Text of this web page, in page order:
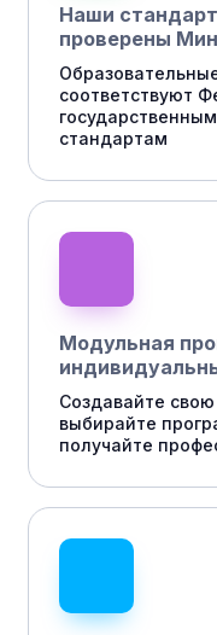
Наши
проверены
соответствуют
стандартам
Модульная
Создавайте
выбирайте
получайте